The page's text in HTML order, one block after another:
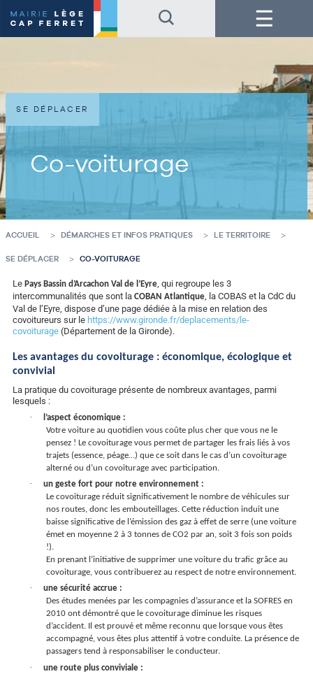
au
contenu
de
au
pied
de
Menu
Co-voiturage
SE DÉPLACER
ACCUEIL DÉMARCHES ET INFOS PRATIQUES LE TERRITOIRE
SE DÉPLACER CO-VOITURAGE
Le Pays Bassin d’Arcachon Val de l’Eyre , qui regroupe les 3
intercommunalités que sont la COBAN Atlantique , la COBAS et la CdC du
Val de l’Eyre, dispose d’une page dédiée à la mise en relation des
covoitureurs sur le https://www.gironde.fr/deplacements/le-
covoiturage (Département de la Gironde).
Les avantages du covoiturage : économique, écologique et
convivial
La pratique du covoiturage présente de nombreux avantages, parmi
lesquels :
·
l’aspect économique :
Votre voiture au quotidien vous coûte plus cher que vous ne le
pensez ! Le covoiturage vous permet de partager les frais liés à vos
trajets (essence, péage…) que ce soit dans le cas d’un covoiturage
alterné ou d’un covoiturage avec participation.
·
un geste fort pour notre environnement :
Le covoiturage réduit significativement le nombre de véhicules sur
nos routes, donc les embouteillages. Cette réduction induit une
baisse significative de l’émission des gaz à effet de serre (une voiture
émet en moyenne 2 à 3 tonnes de CO2 par an, soit 3 fois son poids
!).
En prenant l’initiative de supprimer une voiture du trafic grâce au
covoiturage, vous contribuerez au respect de notre environnement.
·
une sécurité accrue :
Des études menées par les compagnies d’assurance et la SOFRES en
2010 ont démontré que le covoiturage diminue les risques
d’accident. Il est prouvé et même reconnu que lorsque vous êtes
accompagné, vous êtes plus attentif à votre conduite. La présence de
passagers tend à responsabiliser le conducteur.
·
une route plus conviviale :